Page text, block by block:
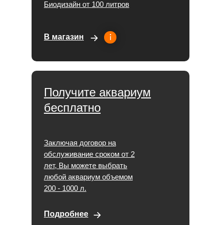
Получите аквариум
бесплатно
Заключая договор на
обслуживание сроком от 2
лет, Вы можете выбрать
любой аквариум объемом
200 - 1000 л.
Подробнее
В магазин
Биодизайн от 100 литров